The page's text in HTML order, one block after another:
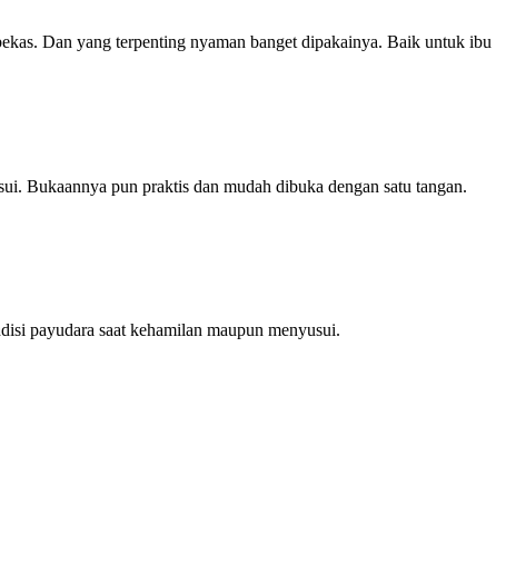
Dan yang terpenting nyaman banget dipakainya. Baik untuk ibu
Bukaannya pun praktis dan mudah dibuka dengan satu tangan.
payudara saat kehamilan maupun menyusui.